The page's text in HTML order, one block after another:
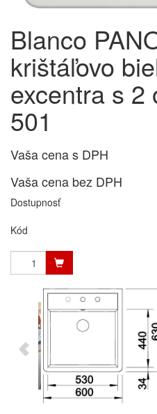
Blanco
krištáľovo
excentra s 2
501
Vaša cena s DPH
Vaša cena bez DPH
Dostupnosť
Kód